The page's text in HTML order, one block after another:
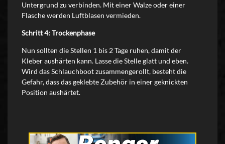
Untergrund zu verbinden. Mit einer Walze oder einer
Flasche werden Luftblasen vermieden.
Schritt 4: Trockenphase
Nun sollten die Stellen 1 bis 2 Tage ruhen, damit der
Kleber aushärten kann. Lasse die Stelle glatt und eben.
Wird das Schlauchboot zusammengerollt, besteht die
Gefahr, dass das geklebte Zubehör in einer geknickten
Position aushärtet.